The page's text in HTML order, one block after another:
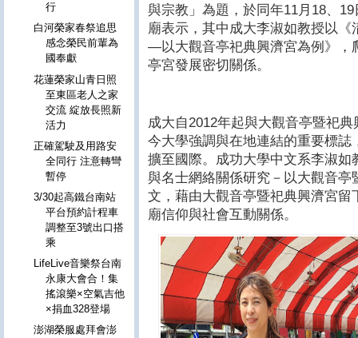
與宗教」為題，於同年11月18、
廟表示，其中成大李淑如教授以
―以大觀音亭祀典興濟宮為例》，
亭宮發展密切關係。
成大自2012年起與大觀音亭暨祀
今大學強調與在地連結的重要標
擴至國際。成功大學中文系李淑
與名士網絡關係研究－以大觀音
文，藉由大觀音亭暨祀典興濟宮
廟信仰與社會互動關係。
行
白河榮家春祭追思
感念榮民前輩為
國奉獻
花蓮榮家山青日照
至東區老人之家
交流 綻放長照新
活力
正確駕駛及用路安
全同行 注意轉彎
暫停
3/30起高鐵台南站
平台預約計程車
調整至3號出口搭
乘
LifeLive音樂祭台南
永康大會合！集
搖滾樂×空氣吉他
×捐血328登場
澎湖榮服處拜會澎